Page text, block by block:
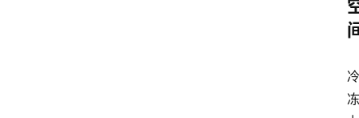
冷
冻